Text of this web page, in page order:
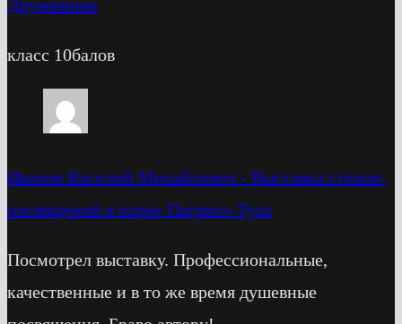
Дружинина
класс 10балов
Иванов Василий Михайлович - Выставка стихов-
посвящений в парке Патриот-Тула
Посмотрел выставку. Профессиональные,
качественные и в то же время душевные